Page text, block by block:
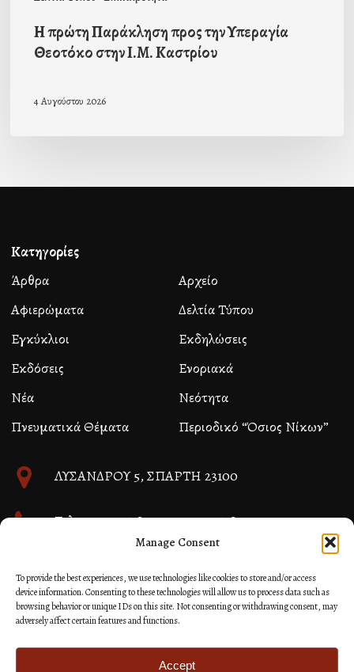
Manage Consent
To provide the best experiences, we use technologies like cookies to store and/or access
device information. Consenting to these technologies will allow us to process data such as
browsing behavior or unique IDs on this site. Not consenting or withdrawing consent, may
adversely affect certain features and functions.
Accept
Η πρώτη Παράκληση προς την Υπεραγία
Θεοτόκο στην Ι.Μ. Καστρίου
4 Αυγούστου 2026
Κατηγορίες
Άρθρα
Αρχείο
Αφιερώματα
Δελτία Τύπου
Εγκύκλιοι
Εκδηλώσεις
Εκδόσεις
Ενοριακά
Νέα
Νεότητα
Πνευματικά Θέματα
Περιοδικό “Όσιος Νίκων”
ΛΥΣΑΝΔΡΟΥ 5, ΣΠΑΡΤΗ 23100
Τηλ. 27310 26580 και 27310 26581